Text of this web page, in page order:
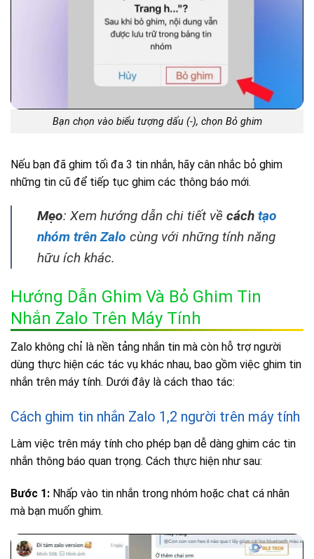
Bạn chọn vào biểu tượng dấu (-), chọn Bỏ ghim
Nếu bạn đã ghim tối đa 3 tin nhắn, hãy cân nhắc bỏ ghim
những tin cũ để tiếp tục ghim các thông báo mới.
Mẹo: Xem hướng dẫn chi tiết về cách tạo
nhóm trên Zalo cùng với những tính năng
hữu ích khác.
Hướng Dẫn Ghim Và Bỏ Ghim Tin
Nhắn Zalo Trên Máy Tính
Zalo không chỉ là nền tảng nhắn tin mà còn hỗ trợ người
dùng thực hiện các tác vụ khác nhau, bao gồm việc ghim tin
nhắn trên máy tính. Dưới đây là cách thao tác:
Cách ghim tin nhắn Zalo 1,2 người trên máy tính
Làm việc trên máy tính cho phép bạn dễ dàng ghim các tin
nhắn thông báo quan trọng. Cách thực hiện như sau:
Bước 1: Nhấp vào tin nhắn trong nhóm hoặc chat cá nhân
mà bạn muốn ghim.